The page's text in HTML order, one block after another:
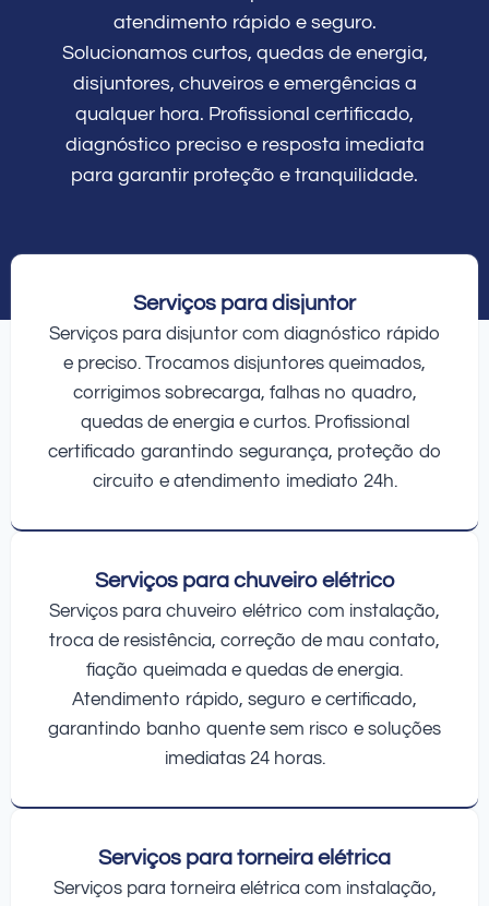
atendimento rápido e seguro.
Solucionamos curtos, quedas de energia,
disjuntores, chuveiros e emergências a
qualquer hora. Profissional certificado,
diagnóstico preciso e resposta imediata
para garantir proteção e tranquilidade.
Serviços para disjuntor
Serviços para disjuntor com diagnóstico rápido
e preciso. Trocamos disjuntores queimados,
corrigimos sobrecarga, falhas no quadro,
quedas de energia e curtos. Profissional
certificado garantindo segurança, proteção do
circuito e atendimento imediato 24h.
Serviços para chuveiro elétrico
Serviços para chuveiro elétrico com instalação,
troca de resistência, correção de mau contato,
fiação queimada e quedas de energia.
Atendimento rápido, seguro e certificado,
garantindo banho quente sem risco e soluções
imediatas 24 horas.
Serviços para torneira elétrica
Serviços para torneira elétrica com instalação,